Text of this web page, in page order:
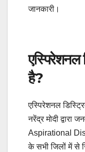
जानकारी।
एस्पिरेशनल
है?
एस्पिरेशनल
नरेंद्र मोदी द्वारा
Aspirational
के सभी जिलों में से